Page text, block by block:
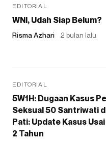
EDITORIAL
WNI, Udah Siap Belum?
Risma Azhari 2 bulan lalu
EDITORIAL
5W1H: Dugaan Kasus
Seksual 50 Santriwati
Pati: Update Kasus
2 Tahun